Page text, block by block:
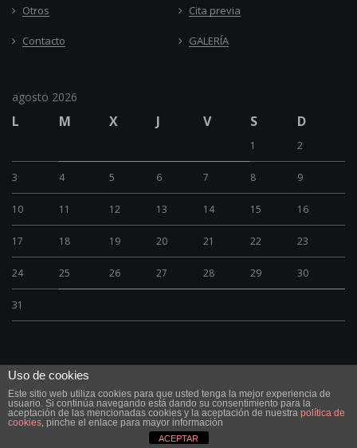
Otros
Cita previa
Contacto GALERÍA
agosto 2026
L M X J V S D
1 2
3 4 5 6 7 8 9
10 11 12 13 14 15 16
17 18 19 20 21 22 23
24 25 26 27 28 29 30
31
© FR´Bikes 2020 Calle José Sanchez Pescador Nº12, 28007 Madrid Tel.
919192733 Móvil 609 50 82 11 info@frbikes.es
Uso de cookies
Este sitio web utiliza cookies para que usted tenga la mejor experiencia de
usuario. Si continúa navegando está dando su consentimiento para la
aceptación de las mencionadas cookies y la aceptación de nuestra política de
cookies, pinche el enlace para mayor información
ACEPTAR